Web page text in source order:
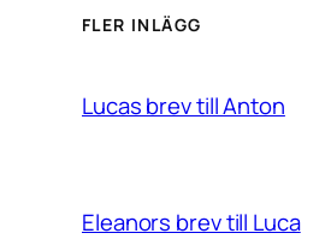
FLER INLÄGG
Lucas brev till Anton
Eleanors brev till Luca